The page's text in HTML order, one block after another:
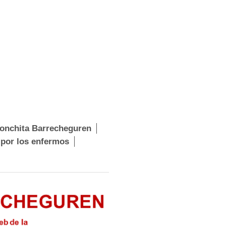
Barrecheguren
los enfermos